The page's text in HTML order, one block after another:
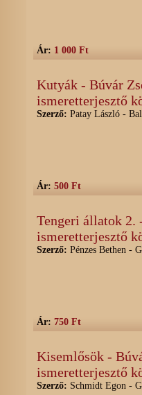
Ár: 1 000 Ft
Kutyák - Búvár
ismeretterjesztő
Szerző: Patay László -
Ár: 500 Ft
Tengeri állatok 2.
ismeretterjesztő
Szerző: Pénzes Bethen -
Ár: 750 Ft
Kisemlősök -
ismeretterjesztő
Szerző: Schmidt Egon -